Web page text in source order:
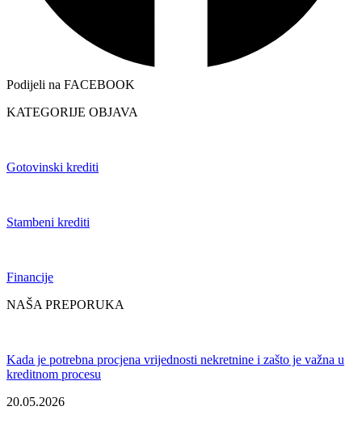
Podijeli na FACEBOOK
KATEGORIJE OBJAVA
Gotovinski krediti
Stambeni krediti
Financije
NAŠA PREPORUKA
Kada je potrebna procjena vrijednosti nekretnine i zašto je važna u
kreditnom procesu
20.05.2026